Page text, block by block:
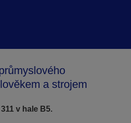
a strojem
v hale B5.